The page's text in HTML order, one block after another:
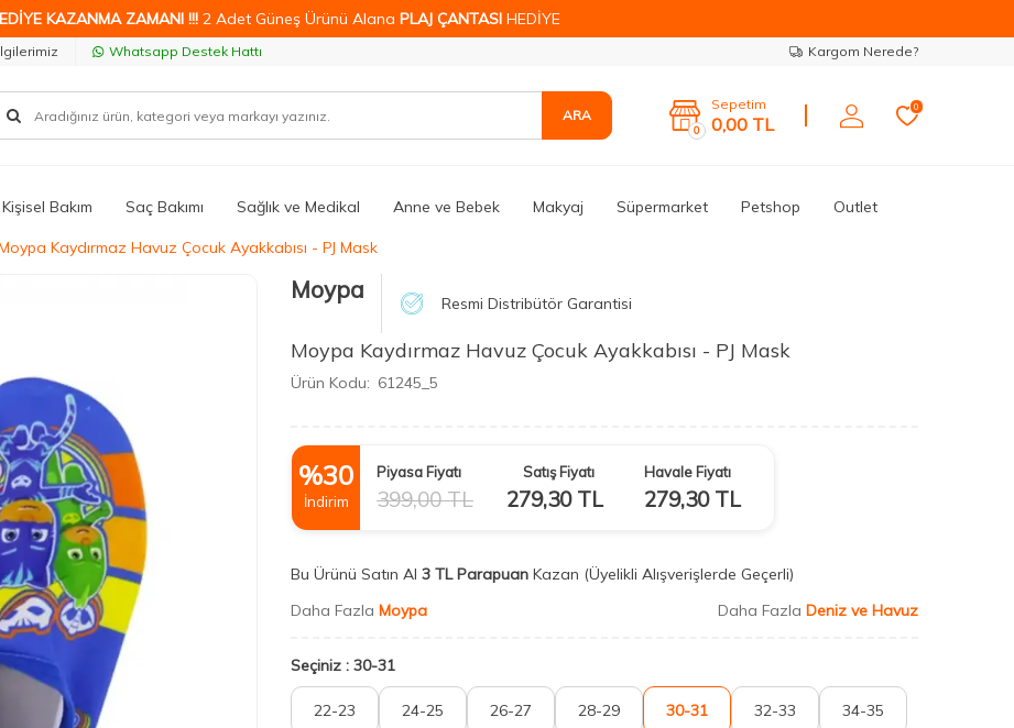
KAZANMA ZAMANI !!! 2 Adet Güneş Ürünü Alana PLAJ ÇANTASI HEDİYE
Whatsapp Destek Hattı Kargom Nerede?
ARA
0
Sepetim
0,00 TL
0
Kişisel Bakım Saç Bakımı Sağlık ve Medikal Anne ve Bebek Makyaj Süpermarket Petshop Outlet
Kaydırmaz Havuz Çocuk Ayakkabısı - PJ Mask
Moypa Resmi Distribütör Garantisi
Moypa Kaydırmaz Havuz Çocuk Ayakkabısı - PJ Mask
Ürün Kodu: 61245_5
%30
İndirim
Piyasa Fiyatı
399,00TL
Satış Fiyatı
279,30TL
Havale Fiyatı
279,30TL
Bu Ürünü Satın Al 3 TL Parapuan Kazan (Üyelikli Alışverişlerde Geçerli)
Daha Fazla Moypa Daha Fazla Deniz ve Havuz
Seçiniz : 30-31
22-23 24-25 26-27 28-29 30-31 32-33 34-35